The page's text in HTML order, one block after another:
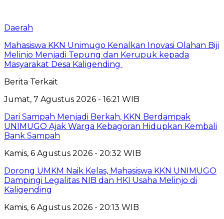
Daerah
Mahasiswa KKN Unimugo Kenalkan Inovasi Olahan Biji
Melinjo Menjadi Tepung dan Kerupuk kepada
Masyarakat Desa Kaligending
Berita Terkait
Jumat, 7 Agustus 2026 - 16:21 WIB
Dari Sampah Menjadi Berkah, KKN Berdampak
UNIMUGO Ajak Warga Kebagoran Hidupkan Kembali
Bank Sampah
Kamis, 6 Agustus 2026 - 20:32 WIB
Dorong UMKM Naik Kelas, Mahasiswa KKN UNIMUGO
Dampingi Legalitas NIB dan HKI Usaha Melinjo di
Kaligending
Kamis, 6 Agustus 2026 - 20:13 WIB